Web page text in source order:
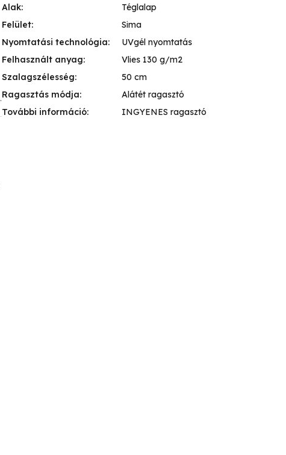
.
Alak:
Téglalap
Felület:
Sima
Nyomtatási technológia:
UVgél nyomtatás
Felhasznált anyag:
Vlies 130 g/m2
Szalagszélesség:
50 cm
Ragasztás módja:
Alátét ragasztó
További információ: INGYENES ragasztó